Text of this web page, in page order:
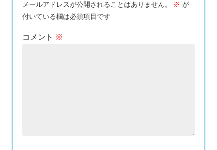
メールアドレスが公開されることはありません。 ※ が
付いている欄は必須項目です
コメント ※